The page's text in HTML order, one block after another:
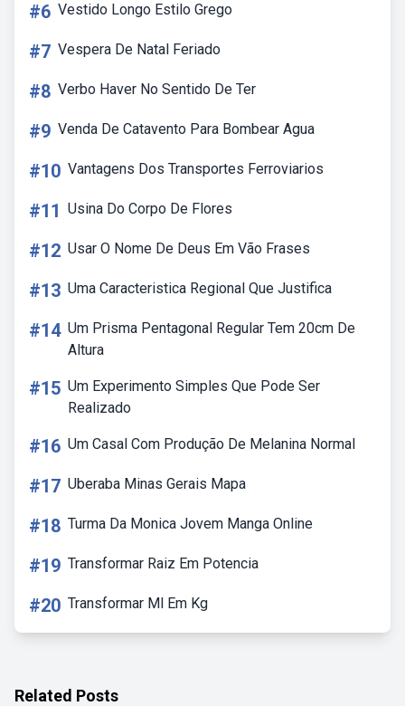
#6 Vestido Longo Estilo Grego
#7 Vespera De Natal Feriado
#8 Verbo Haver No Sentido De Ter
#9 Venda De Catavento Para Bombear Agua
#10 Vantagens Dos Transportes Ferroviarios
#11 Usina Do Corpo De Flores
#12 Usar O Nome De Deus Em Vão Frases
#13 Uma Caracteristica Regional Que Justifica
#14 Um Prisma Pentagonal Regular Tem 20cm De
Altura
#15 Um Experimento Simples Que Pode Ser
Realizado
#16 Um Casal Com Produção De Melanina Normal
#17 Uberaba Minas Gerais Mapa
#18 Turma Da Monica Jovem Manga Online
#19 Transformar Raiz Em Potencia
#20 Transformar Ml Em Kg
Related Posts